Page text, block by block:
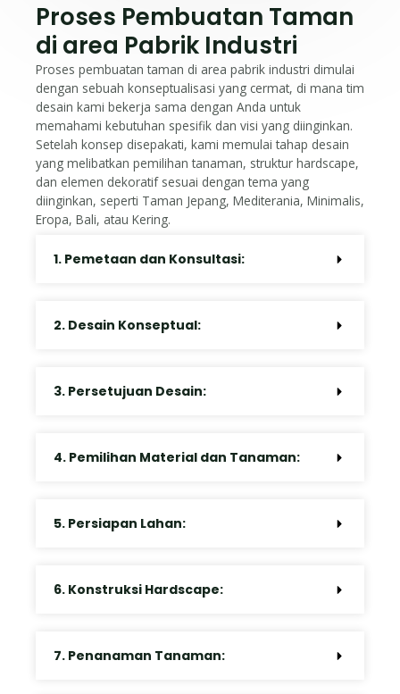
Proses Pembuatan Taman
di area Pabrik Industri
Proses pembuatan taman di area pabrik industri dimulai
dengan sebuah konseptualisasi yang cermat, di mana tim
desain kami bekerja sama dengan Anda untuk
memahami kebutuhan spesifik dan visi yang diinginkan.
Setelah konsep disepakati, kami memulai tahap desain
yang melibatkan pemilihan tanaman, struktur hardscape,
dan elemen dekoratif sesuai dengan tema yang
diinginkan, seperti Taman Jepang, Mediterania, Minimalis,
Eropa, Bali, atau Kering.
1. Pemetaan dan Konsultasi:
2. Desain Konseptual:
3. Persetujuan Desain:
4. Pemilihan Material dan Tanaman:
5. Persiapan Lahan:
6. Konstruksi Hardscape:
7. Penanaman Tanaman: